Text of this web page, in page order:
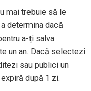
mai trebuie să le
determina dacă
a-ți salva
un an. Dacă selectezi
sau publici un
după 1 zi.